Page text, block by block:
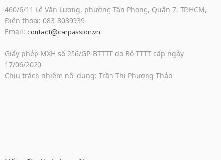
460/6/11 Lê Văn Lương, phường Tân Phong, Quận 7, TP.HCM,
Điện thoại: 083-8039939
Email: contact@carpassion.vn
Giấy phép MXH số 256/GP-BTTTT do Bộ TTTT cấp ngày
17/06/2020
Chịu trách nhiệm nội dung: Trần Thị Phương Thảo